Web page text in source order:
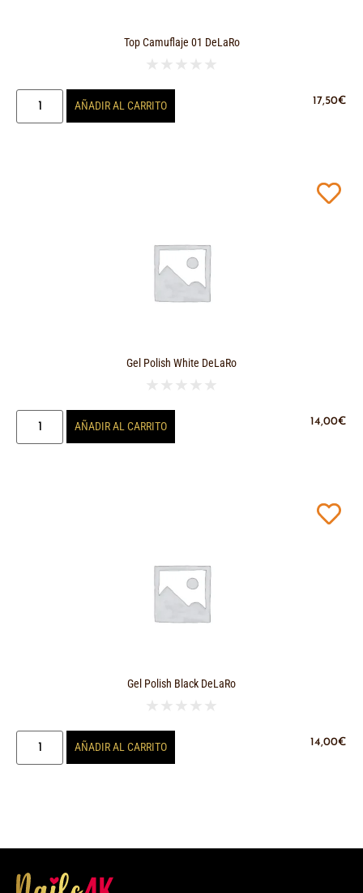
Top Camuflaje 01 DeLaRo
★ ★ ★ ★ ★
17,50€
AÑADIR AL CARRITO
Gel Polish White DeLaRo
★ ★ ★ ★ ★
14,00€
AÑADIR AL CARRITO
Gel Polish Black DeLaRo
★ ★ ★ ★ ★
14,00€
AÑADIR AL CARRITO